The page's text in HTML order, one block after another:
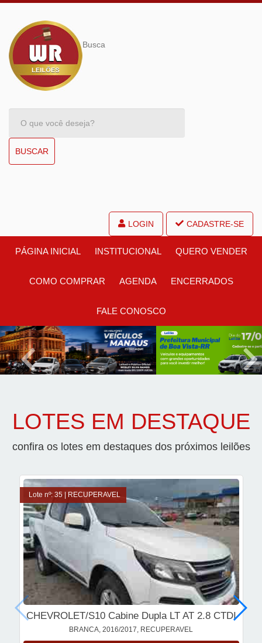
Busca
BUSCAR
LOGIN CADASTRE-SE
PÁGINA INICIAL INSTITUCIONAL QUERO VENDER
COMO COMPRAR AGENDA ENCERRADOS
FALE CONOSCO
Previous
LOTES EM DESTAQUE
confira os lotes em destaques dos próximos leilões
Lote nº: 35 | RECUPERAVEL
CHEVROLET/S10 Cabine Dupla LT AT 2.8 CTDI
BRANCA, 2016/2017, RECUPERAVEL